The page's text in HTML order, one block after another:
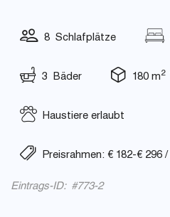
8 Schlafplätze
3 Bäder 180 m2
Haustiere erlaubt
Preisrahmen: € 182-€ 296
Eintrags-ID: #773-2